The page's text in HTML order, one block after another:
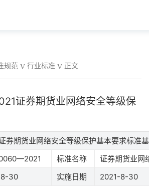
规范 行业标准 正文
证券期货业网络安全等级保
期货业网络安全等级保护基本要求标准
标准名称
证券期货业网
30 实施日期 2021-8-30